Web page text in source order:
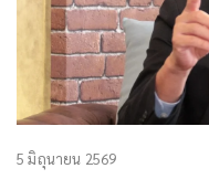
5 มิถุนายน 2569